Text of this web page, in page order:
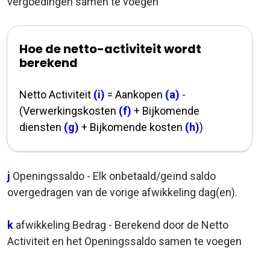
Hoe de netto-activiteit wordt
berekend
Netto Activiteit (i) = Aankopen (a) -
(Verwerkingskosten (f) + Bijkomende
diensten (g) + Bijkomende kosten (h))
j Openingssaldo - Elk onbetaald/geïnd saldo
overgedragen van de vorige afwikkeling dag(en).
k afwikkeling Bedrag - Berekend door de Netto
Activiteit en het Openingssaldo samen te voegen